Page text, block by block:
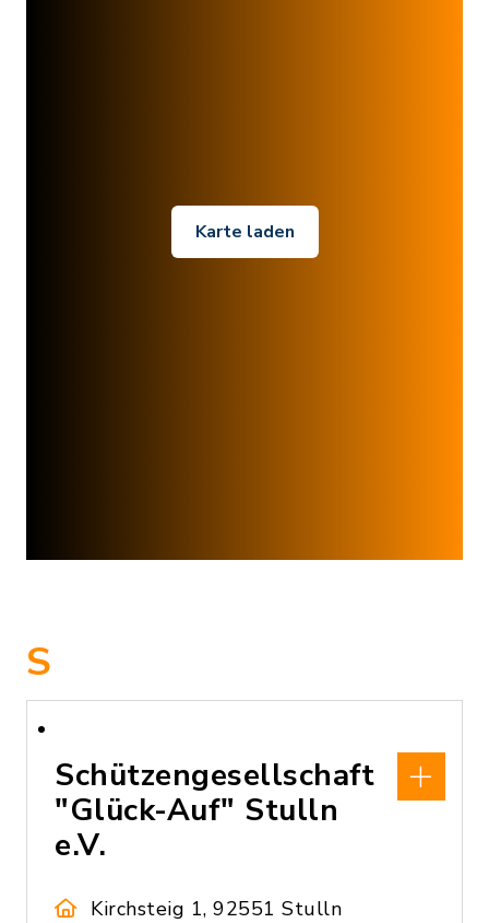
Karte laden
S
Schützengesellschaft
"Glück-Auf" Stulln
e.V.
Kirchsteig 1, 92551 Stulln